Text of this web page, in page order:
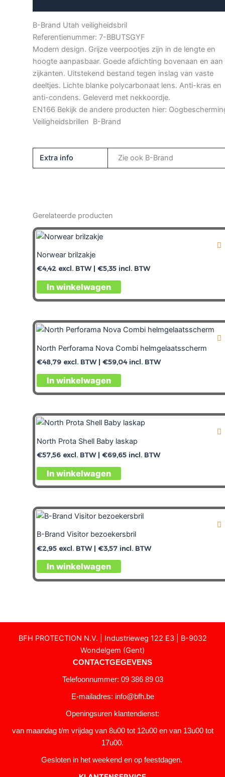
B-Brand Utah veiligheidsbril
Referentienummer: 7-BBUTSGYF
Modern design. Grijze veerpootjes zijn in de lengte en
hoogte aanpasbaar. Goede afdichting bovenaan en aan
zijkanten. Uitstekend bestand tegen inslag van vaste
deeltjes. Lichte blanke polycarbonaat lens. Anti-kras en
anti-condens. Geleverd met nekkoordje.
EN166 Bekijk de andere producten hier:
Veiligheidsbrillen B-Brand
Extra info Zie ook B-Brand
Gerelateerde producten
Norwear brilzakje
€4,42 excl. BTW | €5,35 incl. BTW
In winkelwagen
North Perforama Nova Combi helmgelaatsscherm
€48,79 excl. BTW | €59,04incl. BTW
In winkelwagen
North Prota Shell Baby laskap
€57,56 excl. BTW | €69,65 incl. BTW
In winkelwagen
B-Brand Visitor bezoekersbril
€2,95 excl. BTW | €3,57 incl. BTW
In winkelwagen
BFH PROTECTION N.V. | Industrieweg 122 E3 | B-9032
Wondelgem (Gent)
CONTACTGEGEVENS
Telefoonnummer: 09 386 89 03
E-mailadres: info@bfh.be
Openingsuren klantendienst:
van maandag t/m vrijdag van 8u00 tot 12u00 en van 13u00 tot
17u00.
Gesloten in het weekend en op feestdagen.